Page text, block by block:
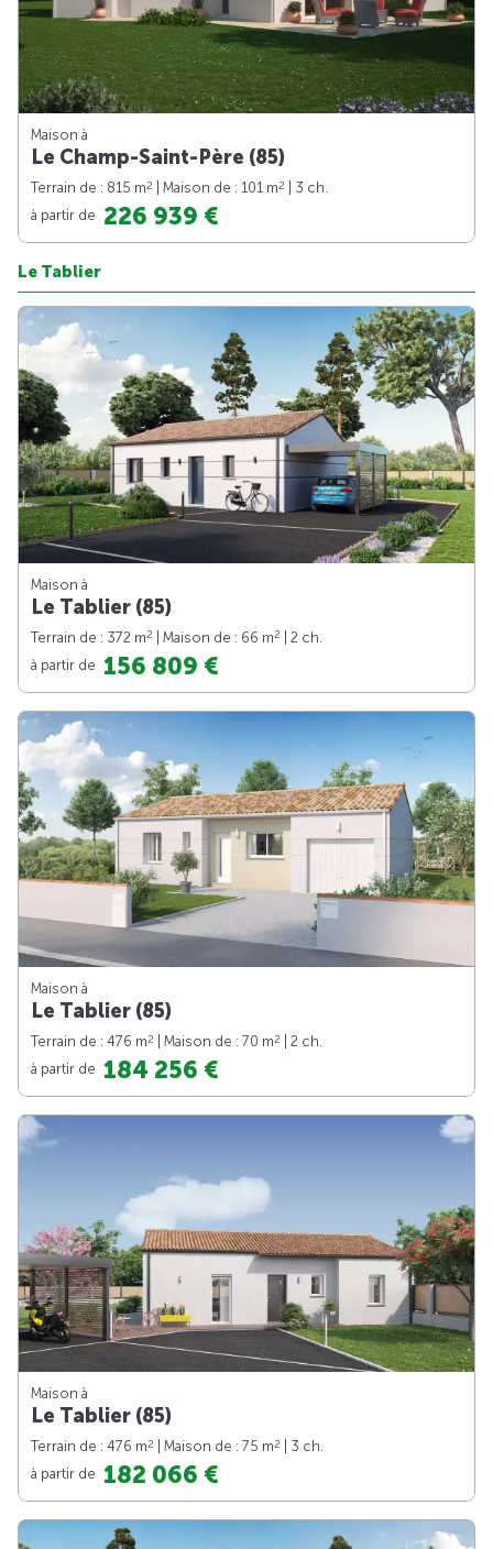
Maison à
Le Champ-Saint-Père (85)
Terrain de : 815 m2 | Maison de : 101 m2
| 3 ch.
à partir de 226 939 €
Le Tablier
Maison à
Le Tablier (85)
Terrain de : 372 m2 | Maison de : 66 m2
| 2 ch.
à partir de 156 809 €
Maison à
Le Tablier (85)
Terrain de : 476 m2 | Maison de : 70 m2
| 2 ch.
à partir de 184 256 €
Maison à
Le Tablier (85)
Terrain de : 476 m2 | Maison de : 75 m2
| 3 ch.
à partir de 182 066 €